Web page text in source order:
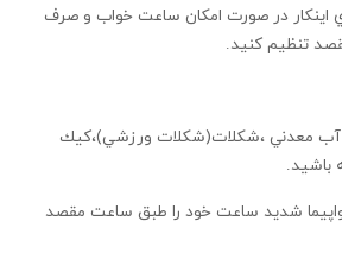
اينكار در صورت امكان ساعت خواب و صرف
تنظيم كنيد.
آب معدني ،شكلات(شكلات ورزشي)،كيك
باشيد.
شديد ساعت خود را طبق ساعت مقصد